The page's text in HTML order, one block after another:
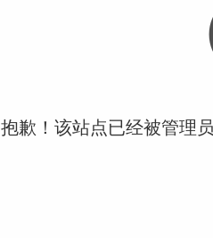
抱歉！该站点已经被管理